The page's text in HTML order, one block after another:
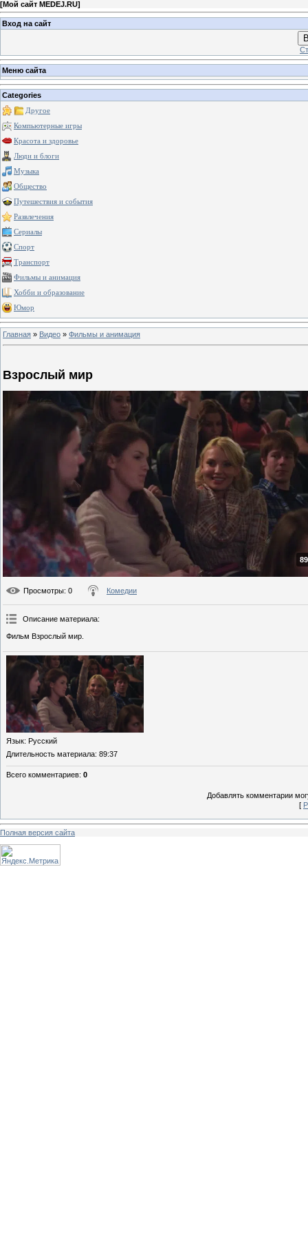
[Мой сайт MEDEJ.RU]
Вход на сайт
Меню сайта
Categories
Другое
Компьютерные игры
Красота и здоровье
Люди и блоги
Музыка
Общество
Путешествия и события
Развлечения
Сериалы
Спорт
Транспорт
Фильмы и анимация
Хобби и образование
Юмор
Главная » Видео » Фильмы и анимация
Взрослый мир
Просмотры: 0 Комедии
Описание материала:
Фильм Взрослый мир.
Язык: Русский
Длительность материала: 89:37
Всего комментариев: 0
Добавлять комментарии
[
Полная версия сайта